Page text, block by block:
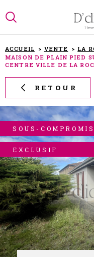
au
au
ACCUEIL VENTE LA
MAISON DE PLAIN PIED
CENTRE VILLE DE LA
RETOUR
SOUS-COMPROMIS
EXCLUSIF